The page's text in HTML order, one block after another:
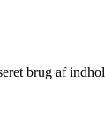
brug af